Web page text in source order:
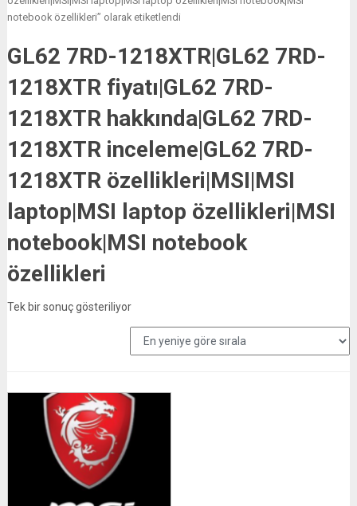
notebook özellikleri” olarak etiketlendi
GL62 7RD-1218XTR|GL62 7RD-
1218XTR fiyatı|GL62 7RD-
1218XTR hakkında|GL62 7RD-
1218XTR inceleme|GL62 7RD-
1218XTR özellikleri|MSI|MSI
laptop|MSI laptop özellikleri|MSI
notebook|MSI notebook
özellikleri
Tek bir sonuç gösteriliyor